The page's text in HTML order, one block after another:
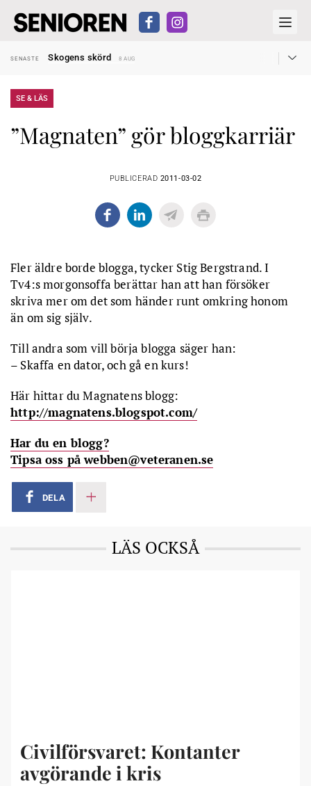
SENASTE
Skogens skörd
8 AUG
SENASTE
SENASTE
Hyror rusar ifrån äldres bostadstillägg
28 JUL
SENASTE
Skogens skörd 8 AUG
SE & LÄS
”Magnaten” gör bloggkarriär
PUBLICERAD 2011-03-02
Fler äldre borde blogga, tycker Stig Bergstrand. I
Tv4:s morgonsoffa berättar han att han försöker
skriva mer om det som händer runt omkring honom
än om sig själv.
Till andra som vill börja blogga säger han:
– Skaffa en dator, och gå en kurs!
Här hittar du Magnatens blogg:
http://magnatens.blogspot.com/
Har du en blogg?
Tipsa oss på webben@veteranen.se
DELA
LÄS OCKSÅ
Civilförsvaret: Kontanter
avgörande i kris